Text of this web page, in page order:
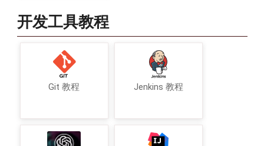
开发工具教程
Git 教程 Jenkins 教程